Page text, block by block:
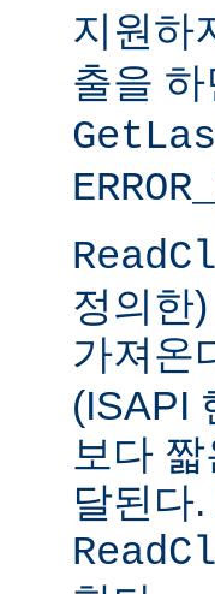
지원하
출을
정의한
가져온
(ISAPI
보다
달된다